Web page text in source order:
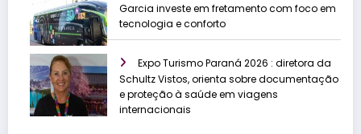
Garcia investe em fretamento com foco em
tecnologia e conforto
Expo Turismo Paraná 2026 : diretora da
Schultz Vistos, orienta sobre documentação
e proteção à saúde em viagens
internacionais